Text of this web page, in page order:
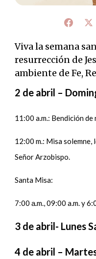
Viva la semana
resurrección de
ambiente de Fe,
2 de abril –
11:00 a.m.: Bendición
12:00 m.: Misa solemne,
Señor Arzobispo.
Santa Misa:
7:00 а.m., 09:00 a.m. y
3 de abril- Lunes
4 de abril –